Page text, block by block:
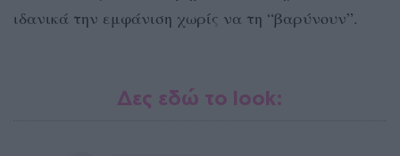
ιδανικά την εμφάνιση χωρίς να τη “βαρύνουν”.
Δες εδώ το look: